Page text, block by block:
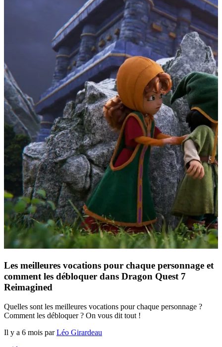
Les meilleures vocations pour chaque personnage et
comment les débloquer dans Dragon Quest 7
Reimagined
Quelles sont les meilleures vocations pour chaque personnage ?
Comment les débloquer ? On vous dit tout !
Il y a 6 mois parLéo Girardeau